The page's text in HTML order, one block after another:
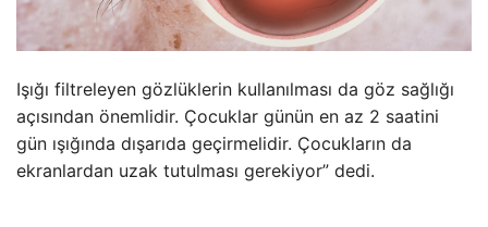
Işığı filtreleyen gözlüklerin kullanılması da göz sağlığı
açısından önemlidir. Çocuklar günün en az 2 saatini
gün ışığında dışarıda geçirmelidir. Çocukların da
ekranlardan uzak tutulması gerekiyor” dedi.